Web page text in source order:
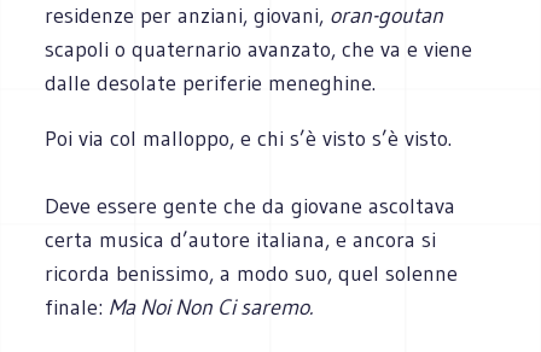
residenze per anziani, giovani, oran-goutan
scapoli o quaternario avanzato, che va e viene
dalle desolate periferie meneghine.
Poi via col malloppo, e chi s’è visto s’è visto.
Deve essere gente che da giovane ascoltava
certa musica d’autore italiana, e ancora si
ricorda benissimo, a modo suo, quel solenne
finale: Ma Noi Non Ci saremo.